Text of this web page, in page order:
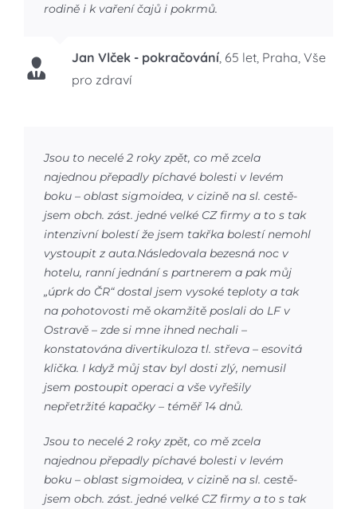
rodině i k vaření čajů i pokrmů.
Jan Vlček - pokračování, 65 let, Praha, Vše
pro zdraví
Jsou to necelé 2 roky zpět, co mě zcela
najednou přepadly píchavé bolesti v levém
boku – oblast sigmoidea, v cizině na sl. cestě-
jsem obch. zást. jedné velké CZ firmy a to s tak
intenzivní bolestí že jsem takřka bolestí nemohl
vystoupit z auta.Následovala bezesná noc v
hotelu, ranní jednání s partnerem a pak můj
„úprk do ČR“ dostal jsem vysoké teploty a tak
na pohotovosti mě okamžitě poslali do LF v
Ostravě – zde si mne ihned nechali –
konstatována divertikuloza tl. střeva – esovitá
klička. I když můj stav byl dosti zlý, nemusil
jsem postoupit operaci a vše vyřešily
nepřetržité kapačky – téměř 14 dnů.
Jsou to necelé 2 roky zpět, co mě zcela
najednou přepadly píchavé bolesti v levém
boku – oblast sigmoidea, v cizině na sl. cestě-
jsem obch. zást. jedné velké CZ firmy a to s tak